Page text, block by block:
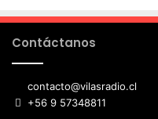
Contáctanos
contacto@vilasradio.cl
+56 9 57348811